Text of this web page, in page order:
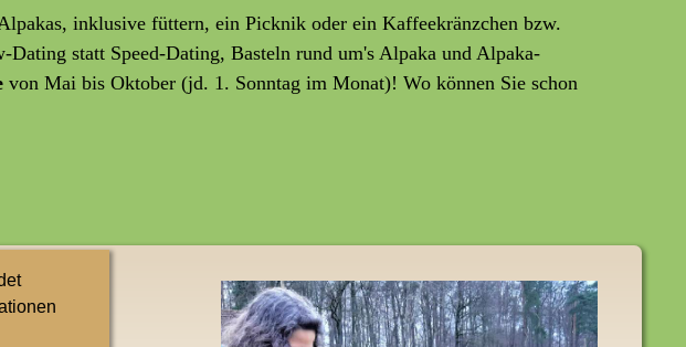
inklusive füttern, ein Picknik oder ein Kaffeekränzchen bzw.
statt Speed-Dating, Basteln rund um's Alpaka und Alpaka-
von Mai bis Oktober (jd. 1. Sonntag im Monat)! Wo können Sie schon